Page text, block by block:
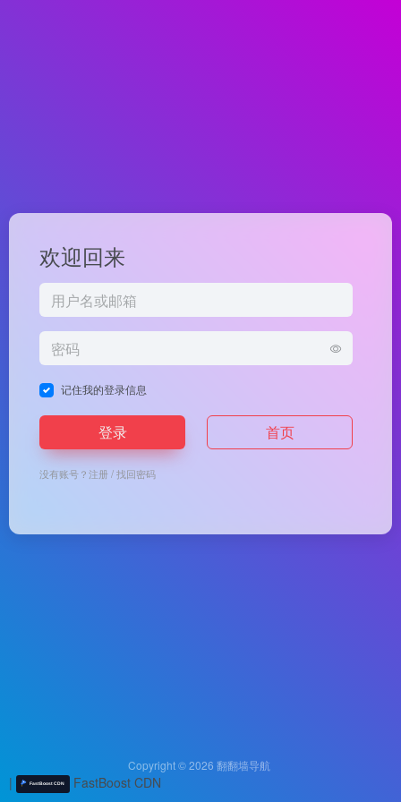
欢迎回来
记住我的登录信息
登录 首页
没有账号？注册/找回密码
Copyright © 2026 翻翻墙导航
| FastBoost CDN